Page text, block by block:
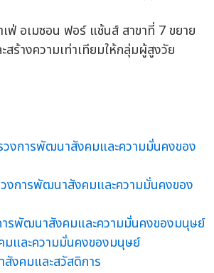
วงการพัฒนาสังคมและความมั่นคงของ
วงการพัฒนาสังคมและความมั่นคงของ
ารพัฒนาสังคมและความมั่นคงของมนุษย์
และความมั่นคงของมนุษย์
งคมและสวัสดิการ